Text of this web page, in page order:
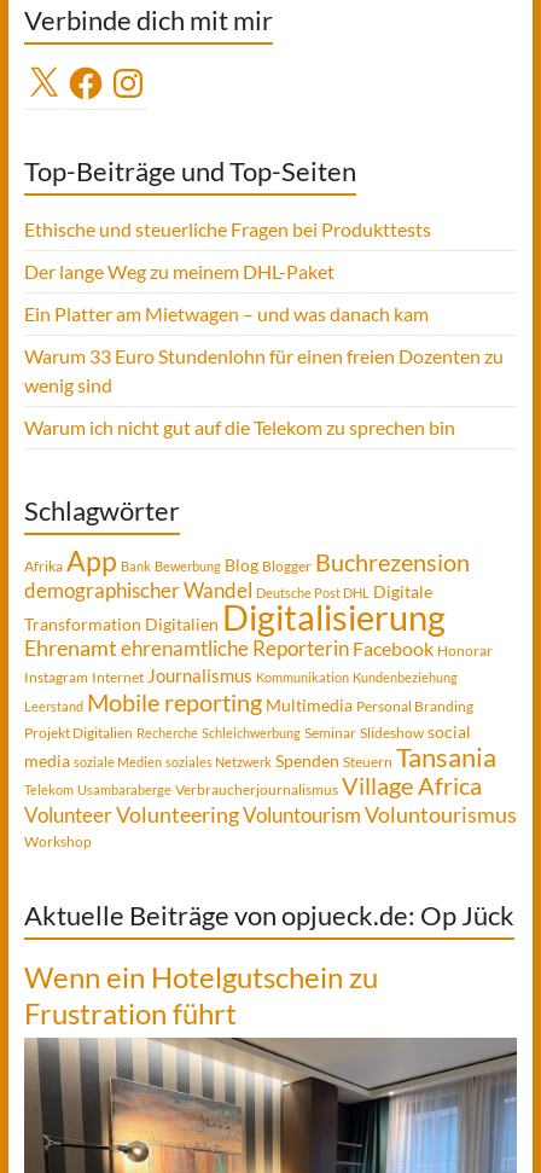
Verbinde dich mit mir
X FacebookInstagram
Top-Beiträge und Top-Seiten
Ethische und steuerliche Fragen bei Produkttests
Der lange Weg zu meinem DHL-Paket
Ein Platter am Mietwagen – und was danach kam
Warum 33 Euro Stundenlohn für einen freien Dozenten zu
wenig sind
Warum ich nicht gut auf die Telekom zu sprechen bin
Schlagwörter
Afrika App Bank Bewerbung Blog Blogger Buchrezension
demographischer Wandel Deutsche Post DHL
Digitale
Transformation Digitalien Digitalisierung
Ehrenamtehrenamtliche Reporterin Facebook Honorar
Instagram Internet Journalismus Kommunikation Kundenbeziehung
Leerstand Mobile reporting Multimedia Personal Branding
Projekt Digitalien Recherche Schleichwerbung Seminar Slideshow social
media soziale Medien soziales Netzwerk Spenden Steuern Tansania
Telekom Usambaraberge Verbraucherjournalismus Village Africa
VolunteerVolunteeringVoluntourismVoluntourismus
Workshop
Aktuelle Beiträge von opjueck.de: Op Jück
Wenn ein Hotelgutschein zu
Frustration führt